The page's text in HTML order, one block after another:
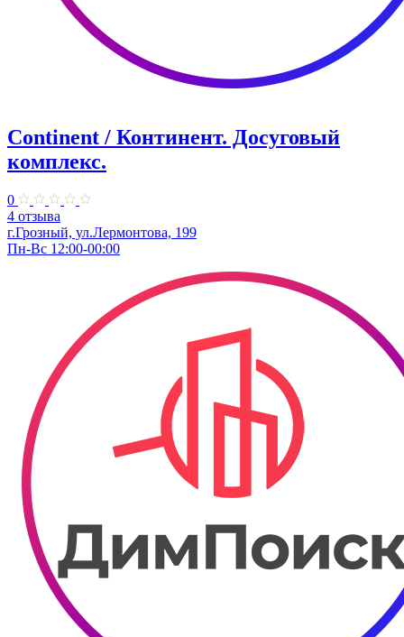
Continent / Континент. Досуговый
комплекс.
0
4 отзыва
г.Грозный, ул.Лермонтова, 199
Пн-Вс 12:00-00:00